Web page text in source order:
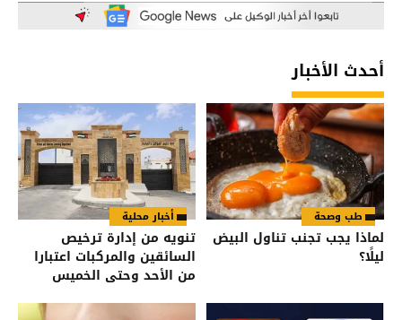
أحدث الأخبار
طب وصحة
لماذا يجب تجنب تناول البيض
ليلًا؟
أخبار محلية
تنويه من إدارة ترخيص
السائقين والمركبات اعتبارا
من الأحد وحتى الخميس